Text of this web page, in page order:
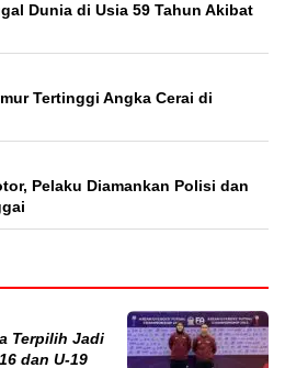
Dunia di Usia 59 Tahun Akibat
Tertinggi Angka Cerai di
Pelaku Diamankan Polisi dan
Terpilih Jadi
dan U-19